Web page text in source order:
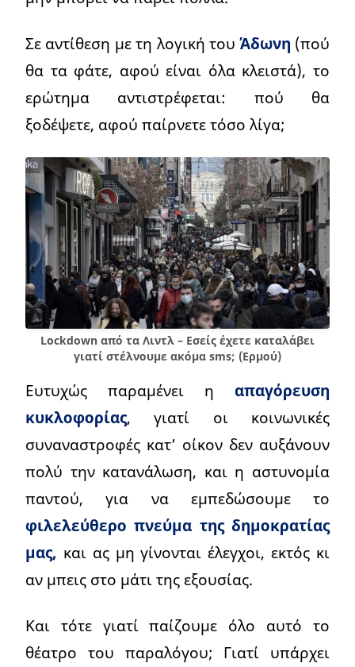
Σε αντίθεση με τη λογική τουΆδωνη (πού
θα τα φάτε, αφού είναι όλα κλειστά), το
ερώτημα αντιστρέφεται: πού θα
ξοδέψετε, αφού παίρνετε τόσο λίγα;
Lockdown από τα Λιντλ – Εσείς έχετε καταλάβει
γιατί στέλνουμε ακόμα sms; (Ερμού)
Ευτυχώς παραμένει η απαγόρευση
κυκλοφορίας, γιατί οι κοινωνικές
συναναστροφές κατ’ οίκον δεν αυξάνουν
πολύ την κατανάλωση, και η αστυνομία
παντού, για να εμπεδώσουμε το
φιλελεύθερο πνεύμα της δημοκρατίας
μας, και ας μη γίνονται έλεγχοι, εκτός κι
αν μπεις στο μάτι της εξουσίας.
Και τότε γιατί παίζουμε όλο αυτό το
θέατρο του παραλόγου; Γιατί υπάρχει